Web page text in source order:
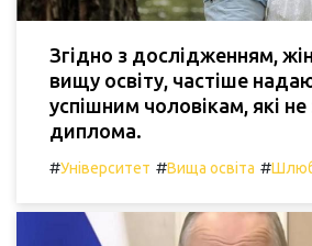
Згідно з дослідженням,
вищу освіту, частіше
успішним чоловікам, які
диплома.
#Університет #Вища освіта #